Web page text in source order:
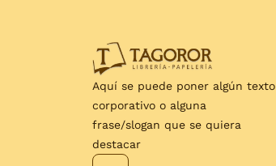
Aquí se puede poner algún texto
corporativo o alguna
frase/slogan que se quiera
destacar